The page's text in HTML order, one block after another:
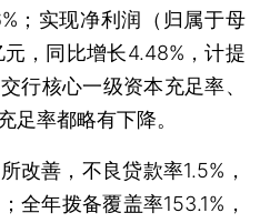
；实现净利润（归属于母
，同比增长4.48%，计提
行核心一级资本充足率、
足率都略有下降。
善，不良贷款率1.5%，
全年拨备覆盖率153.1%，